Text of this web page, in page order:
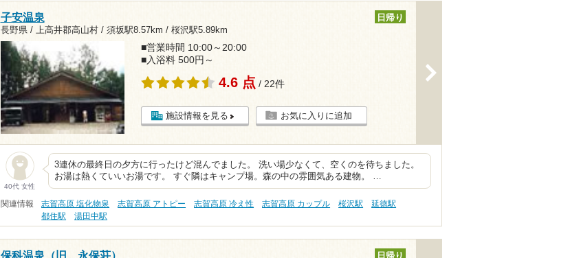
子安温泉
長野県 / 上高井郡高山村 / 須坂駅8.57km / 桜沢駅5.89km
日帰り
■営業時間 10:00～20:00
■入浴料 500円～
4.6 点 / 22件
施設情報を見る お気に入りに追加
40代 女性
3連休の最終日の夕方に行ったけど混んでました。 洗い場少なくて、空くのを待ちました。
お湯は熱くていいお湯です。 すぐ隣はキャンプ場。森の中の雰囲気ある建物。 …
関連情報 志賀高原 塩化物泉 志賀高原 アトピー 志賀高原 冷え性 志賀高原 カップル 桜沢駅
延徳駅
都住駅
湯田中駅
保科温泉（旧 永保荘） 日帰り